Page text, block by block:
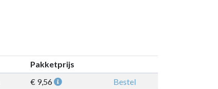
Pakketprijs
€ 9,56
Bestel